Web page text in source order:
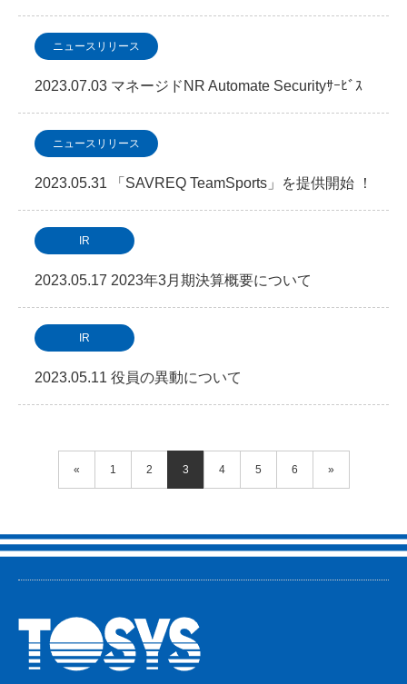
グラムの提供を開始
ニュースリリース
2023.07.03 マネージドNR Automate Securityｻｰﾋﾞｽ
の提供を開始
ニュースリリース
2023.05.31 「SAVREQ TeamSports」を提供開始 ！
IR
2023.05.17 2023年3月期決算概要について
IR
2023.05.11 役員の異動について
« 1 2 3 4 5 6 »